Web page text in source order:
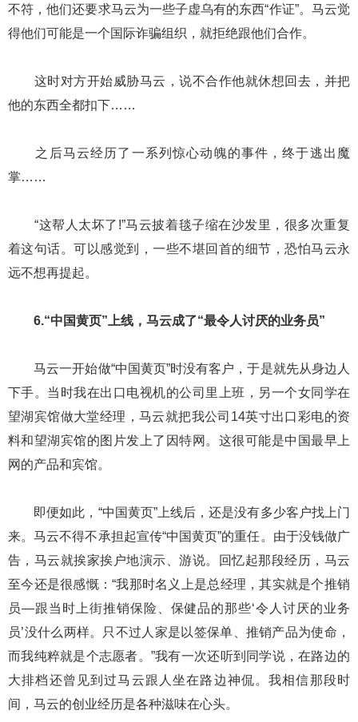
不符，他们还要求马云为一些子虚乌有的东西“作证”。马云觉
得他们可能是一个国际诈骗组织，就拒绝跟他们合作。
这时对方开始威胁马云，说不合作他就休想回去，并把
他的东西全都扣下……
之后马云经历了一系列惊心动魄的事件，终于逃出魔
掌……
“这帮人太坏了!”马云披着毯子缩在沙发里，很多次重复
着这句话。可以感觉到，一些不堪回首的细节，恐怕马云永
远不想再提起。
6.“中国黄页”上线，马云成了“最令人讨厌的业务员”
马云一开始做“中国黄页”时没有客户，于是就先从身边人
下手。当时我在出口电视机的公司里上班，另一个女同学在
望湖宾馆做大堂经理，马云就把我公司14英寸出口彩电的资
料和望湖宾馆的图片发上了因特网。这很可能是中国最早上
网的产品和宾馆。
即便如此，“中国黄页”上线后，还是没有多少客户找上门
来。马云不得不承担起宣传“中国黄页”的重任。由于没钱做广
告，马云就挨家挨户地演示、游说。回忆起那段经历，马云
至今还是很感慨：“我那时名义上是总经理，其实就是个推销
员—跟当时上街推销保险、保健品的那些‘令人讨厌的业务
员’没什么两样。只不过人家是以签保单、推销产品为使命，
而我纯粹就是个志愿者。”我有一次还听到同学说，在路边的
大排档还曾见到过马云跟人坐在路边神侃。我相信那段时
间，马云的创业经历是各种滋味在心头。